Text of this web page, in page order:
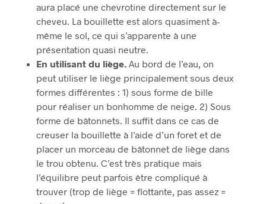
aura placé une chevrotine directement sur le
cheveu. La bouillette est alors quasiment à-
même le sol, ce qui s’apparente à une
présentation quasi neutre.
En utilisant du liège. Au bord de l’eau, on
peut utiliser le liège principalement sous deux
formes différentes : 1) sous forme de bille
pour réaliser un bonhomme de neige. 2) Sous
forme de bâtonnets. Il suffit dans ce cas de
creuser la bouillette à l’aide d’un foret et de
placer un morceau de bâtonnet de liège dans
le trou obtenu. C’est très pratique mais
l’équilibre peut parfois être compliqué à
trouver (trop de liège = flottante, pas assez =